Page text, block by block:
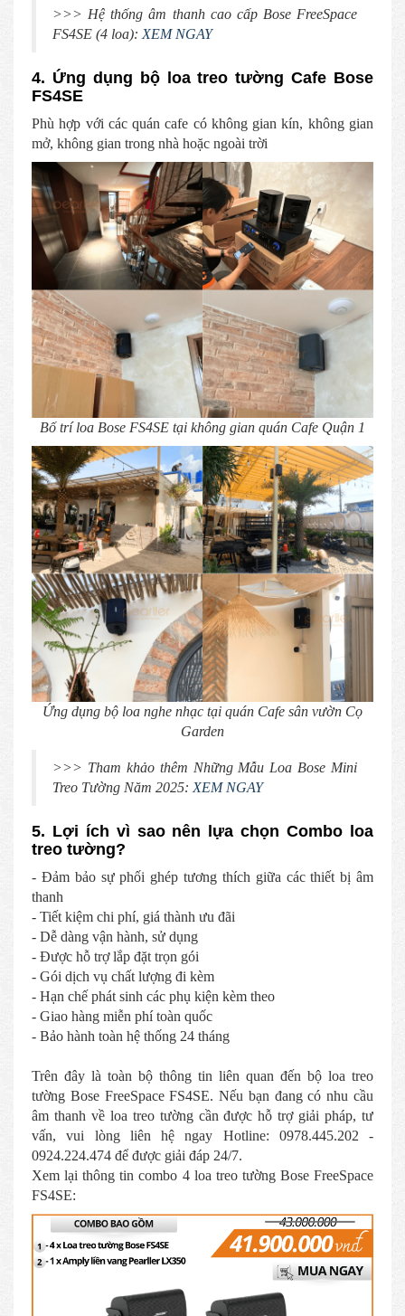
>>> Hệ thống âm thanh cao cấp Bose FreeSpace
FS4SE (4 loa): XEM NGAY
4. Ứng dụng bộ loa treo tường Cafe Bose
FS4SE
Phù hợp với các quán cafe có không gian kín, không gian
mở, không gian trong nhà hoặc ngoài trời
Bố trí loa Bose FS4SE tại không gian quán Cafe Quận 1
Ứng dụng bộ loa nghe nhạc tại quán Cafe sân vườn Cọ
Garden
>>> Tham khảo thêm Những Mẫu Loa Bose Mini
Treo Tường Năm 2025: XEM NGAY
5. Lợi ích vì sao nên lựa chọn Combo loa
treo tường?
- Đảm bảo sự phối ghép tương thích giữa các thiết bị âm
thanh
- Tiết kiệm chi phí, giá thành ưu đãi
- Dễ dàng vận hành, sử dụng
- Được hỗ trợ lắp đặt trọn gói
- Gói dịch vụ chất lượng đi kèm
- Hạn chế phát sinh các phụ kiện kèm theo
- Giao hàng miễn phí toàn quốc
- Bảo hành toàn hệ thống 24 tháng
Trên đây là toàn bộ thông tin liên quan đến bộ loa treo
tường Bose FreeSpace FS4SE. Nếu bạn đang có nhu cầu
âm thanh về loa treo tường cần được hỗ trợ giải pháp, tư
vấn, vui lòng liên hệ ngay Hotline: 0978.445.202 -
0924.224.474 để được giải đáp 24/7.
Xem lại thông tin combo 4 loa treo tường Bose FreeSpace
FS4SE: